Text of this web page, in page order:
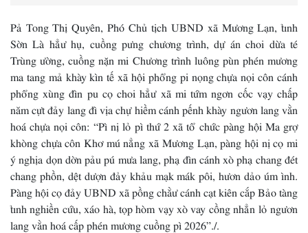
Pả Tong Thị Quyên, Phó Chủ tịch UBND xã Mương Lạn, tỉnh
Sờn Là hẳư hụ, cuồng pưng chương trình, dự án choi dừa té
Trùng ường, cuồng nặn mi Chương trình luông pùn phén mương
ma tang mả khày kìn tế xã hội phổng pi nọng chựa nọi côn cánh
phổng xùng đìn pu cọ choi hẳư xã mi tứm ngơn cốc vạy chấp
năm cựt đảy lang đì vịa chự hiềm cánh pếnh khày ngươn lang vằn
hoá chựa nọi côn: “Pì nị lỏ pì thứ 2 xã tổ chức pàng hội Ma grợ
khòng chựa côn Khơ mú nẳng xã Mương Lạn, pàng hội nị cọ mi
ý nghịa dọn dờn pảu pú mưa lang, phạ đìn cánh xò phạ chang đét
chang phồn, dệt dượn đảy khảu mạk mák pôi, hươn dảo úm ình.
Pàng hội cọ đảy UBND xã pồng chằư cánh cạt kiên cắp Bảo tàng
tỉnh nghiền cứu, xáo hà, tọp hòm vạy xò vay cồng nhẳn lỏ ngươn
lang vằn hoá cấp phén mương cuồng pì 2026”./.